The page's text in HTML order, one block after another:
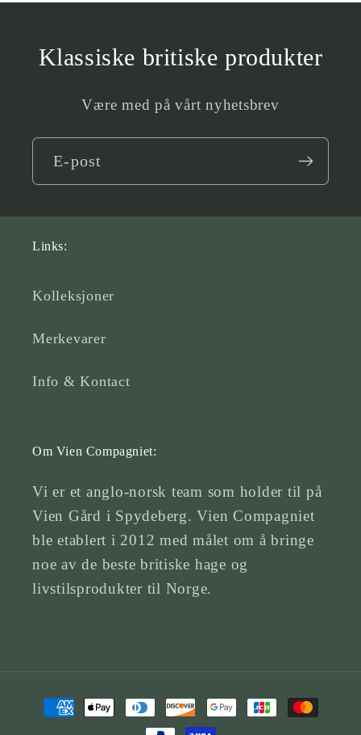
Klassiske britiske produkter
Være med på vårt nyhetsbrev
E-post
Links:
Kolleksjoner
Merkevarer
Info & Kontact
Om Vien Compagniet:
Vi er et anglo-norsk team som holder til på
Vien Gård i Spydeberg. Vien Compagniet
ble etablert i 2012 med målet om å bringe
noe av de beste britiske hage og
livstilsprodukter til Norge.
Betalingsmetoder